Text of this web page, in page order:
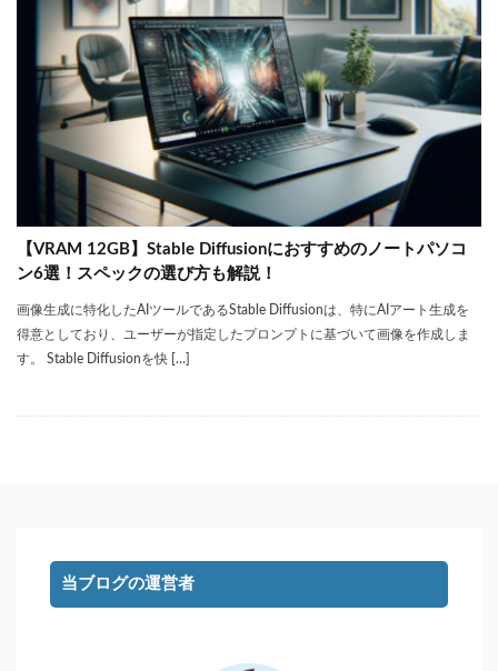
【VRAM 12GB】Stable Diffusionにおすすめのノートパソコ
ン6選！スペックの選び方も解説！
画像生成に特化したAIツールであるStable Diffusionは、特にAIアート生成を
得意としており、ユーザーが指定したプロンプトに基づいて画像を作成しま
す。 Stable Diffusionを快 […]
当ブログの運営者